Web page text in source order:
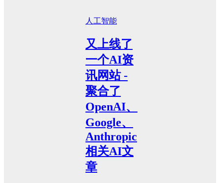
人工智能
又上线了
一个AI资
讯网站 -
聚合了
OpenAI、
Google、
Anthropic
相关AI文
章